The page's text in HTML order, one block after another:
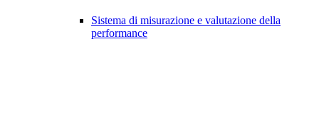
Sistema di misurazione e valutazione della
performance